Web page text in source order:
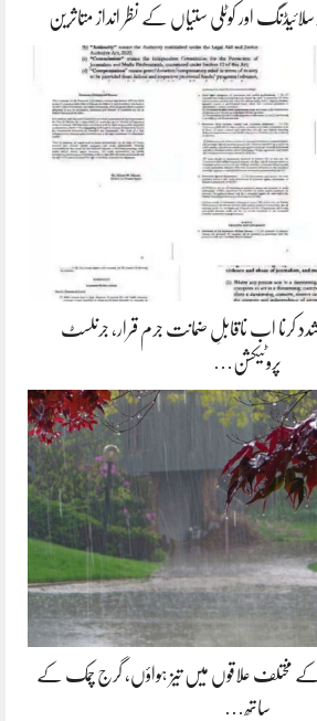
اور کوٹلی ستیاں کے نظر انداز متاثرین
تشدد کرنا اب ناقابلِ ضمانت جرم قرار، جرنلسٹ
پروٹیکشن…
مختلف علاقوں میں تیز ہواؤں، گرج چمک کے
ساتھ…